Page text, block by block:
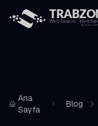
Ana
Sayfa
Blog